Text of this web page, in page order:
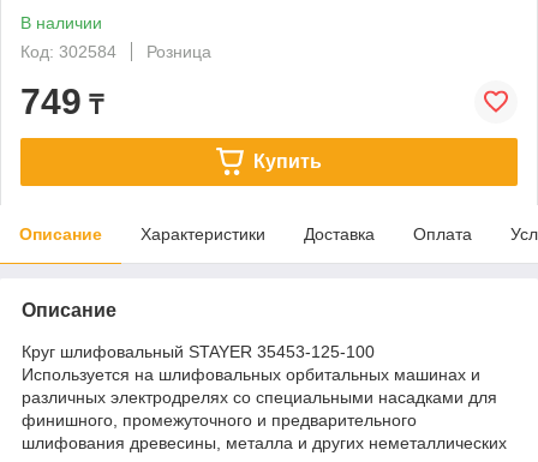
В наличии
Код: 302584
Розница
749 ₸
Купить
Описание Характеристики Доставка Оплата
Описание
Круг шлифовальный STAYER 35453-125-100
Используется на шлифовальных орбитальных машинах и
различных электродрелях со специальными насадками для
финишного, промежуточного и предварительного
шлифования древесины, металла и других неметаллических